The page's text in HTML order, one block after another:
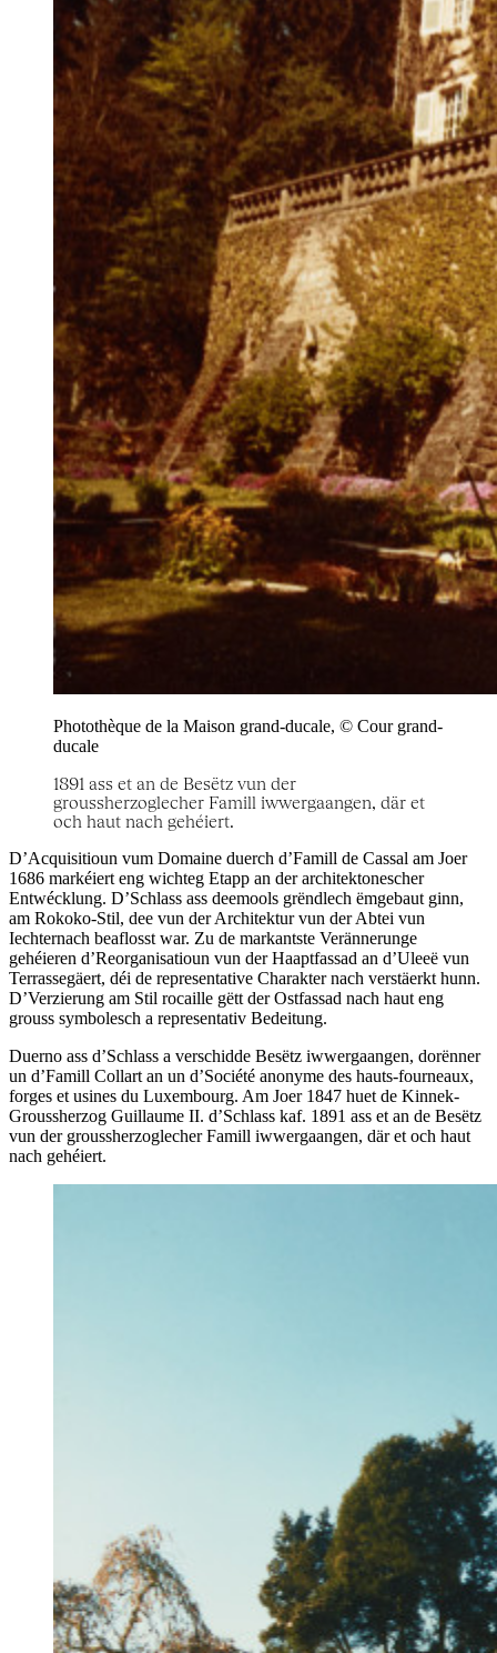
Photothèque de la Maison grand-ducale, © Cour grand-
ducale
1891 ass et an de Besëtz vun der
groussherzoglecher Famill iwwergaangen, där et
och haut nach gehéiert.
D’Acquisitioun vum Domaine duerch d’Famill de Cassal am Joer
1686 markéiert eng wichteg Etapp an der architektonescher
Entwécklung. D’Schlass ass deemools grëndlech ëmgebaut ginn,
am Rokoko-Stil, dee vun der Architektur vun der Abtei vun
Iechternach beaflosst war. Zu de markantste Verännerunge
gehéieren d’Reorganisatioun vun der Haaptfassad an d’Uleeë vun
Terrassegäert, déi de representative Charakter nach verstäerkt hunn.
D’Verzierung am Stil rocaille gëtt der Ostfassad nach haut eng
grouss symbolesch a representativ Bedeitung.
Duerno ass d’Schlass a verschidde Besëtz iwwergaangen, dorënner
un d’Famill Collart an un d’Société anonyme des hauts-fourneaux,
forges et usines du Luxembourg. Am Joer 1847 huet de Kinnek-
Groussherzog Guillaume II. d’Schlass kaf. 1891 ass et an de Besëtz
vun der groussherzoglecher Famill iwwergaangen, där et och haut
nach gehéiert.